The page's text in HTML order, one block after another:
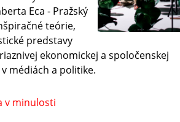
Eca - Pražský
teórie,
predstavy
ekonomickej a spoločenskej
médiách a politike.
v minulosti